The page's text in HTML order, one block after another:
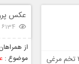
عکس
6134 بازدید
از
موضوع :